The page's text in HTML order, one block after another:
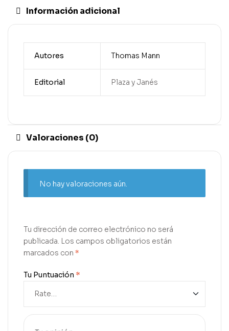
Información adicional
Autores Thomas Mann
Editorial Plaza y Janés
Valoraciones (0)
No hay valoraciones aún.
Tu dirección de correo electrónico no será
publicada. Los campos obligatorios están
marcados con *
Tu Puntuación *